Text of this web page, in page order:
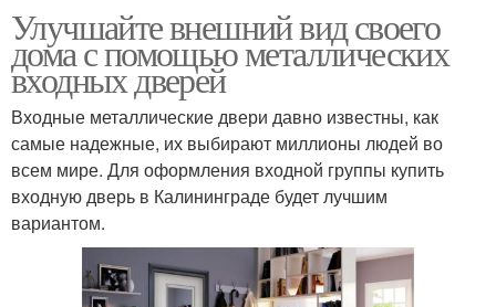
Улучшайте внешний вид своего
дома с помощью металлических
входных дверей
Входные металлические двери давно известны, как
самые надежные, их выбирают миллионы людей во
всем мире. Для оформления входной группы купить
входную дверь в Калининграде будет лучшим
вариантом.